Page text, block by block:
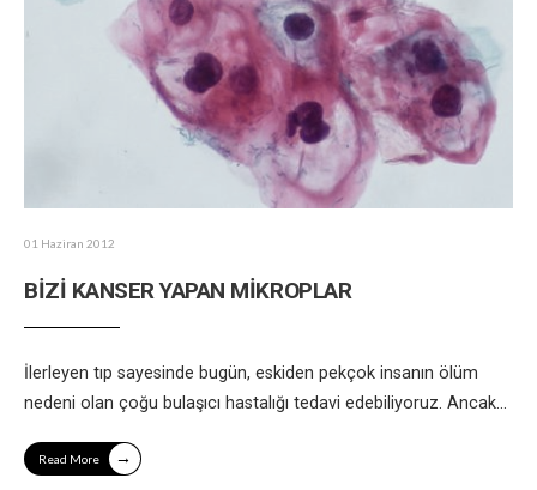
01 Haziran 2012
BİZİ KANSER YAPAN MİKROPLAR
İlerleyen tıp sayesinde bugün, eskiden pekçok insanın ölüm
nedeni olan çoğu bulaşıcı hastalığı tedavi edebiliyoruz. Ancak...
Read More →